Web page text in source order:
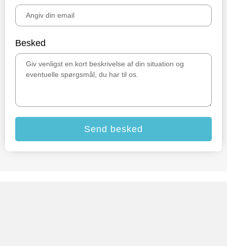
Besked
Send besked